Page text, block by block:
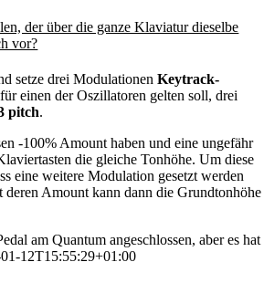
der über die ganze Klaviatur dieselbe
vor?
setze drei ModulationenKeytrack-
einen der Oszillatoren gelten soll, drei
pitch.
-100% Amount haben und eine ungefähr
die gleiche Tonhöhe. Um diese
eine weitere Modulation gesetzt werden
deren Amount kann dann die Grundtonhöhe
am Quantum angeschlossen, aber es hat
12T15:55:29+01:00